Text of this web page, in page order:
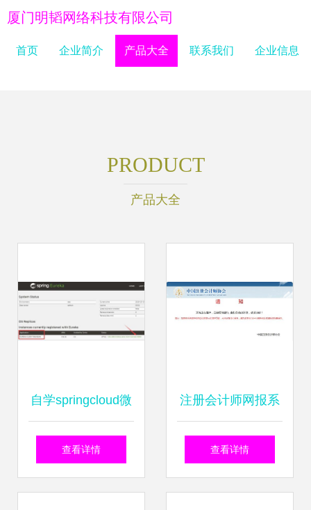
厦门明韬网络科技有限公司
首页 企业简介 产品大全 联系我们 企业信息
PRODUCT
产品大全
自学springcloud微
服务架构 之第 6 篇
查看详情
注册会计师网报系
统4月4日 6日暂停
查看详情